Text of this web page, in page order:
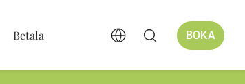
Betala BOKA